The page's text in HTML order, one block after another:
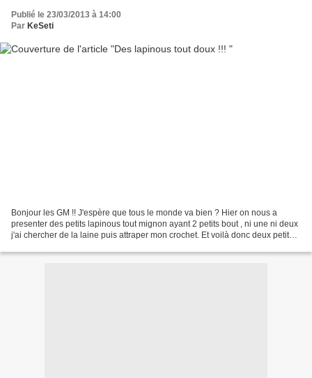
Publié le 23/03/2013 à 14:00
Par KeSeti
Bonjour les GM !! J'espère que tous le monde va bien ? Hier on nous a
presenter des petits lapinous tout mignon ayant 2 petits bout , ni une ni deux
j'ai chercher de la laine puis attraper mon crochet. Et voilà donc deux petit